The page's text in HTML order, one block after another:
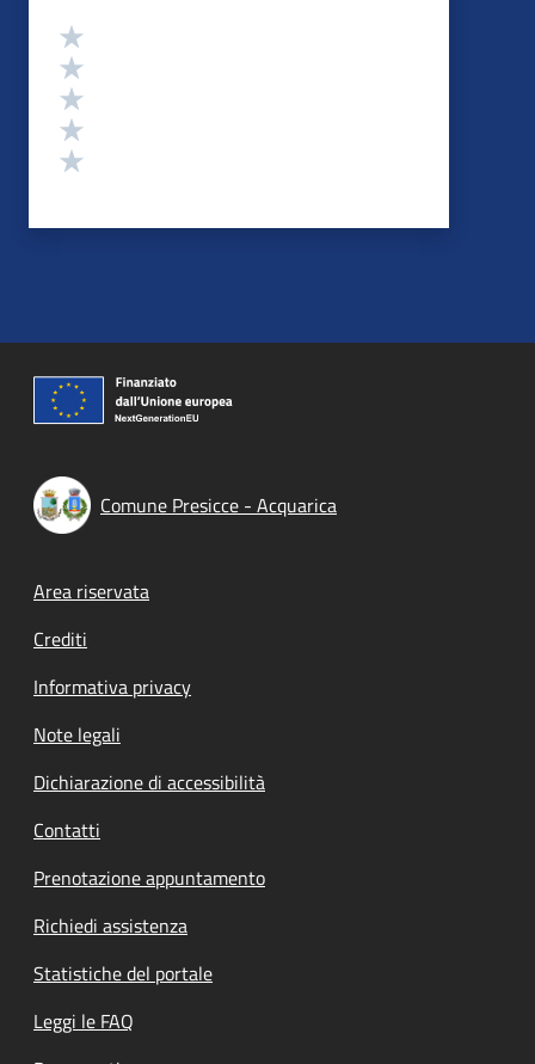
Valutazione
Comune Presicce - Acquarica
Footer menu
Area riservata
Crediti
Informativa privacy
Note legali
Dichiarazione di accessibilità
Contatti
Prenotazione appuntamento
Richiedi assistenza
Statistiche del portale
Leggi le FAQ